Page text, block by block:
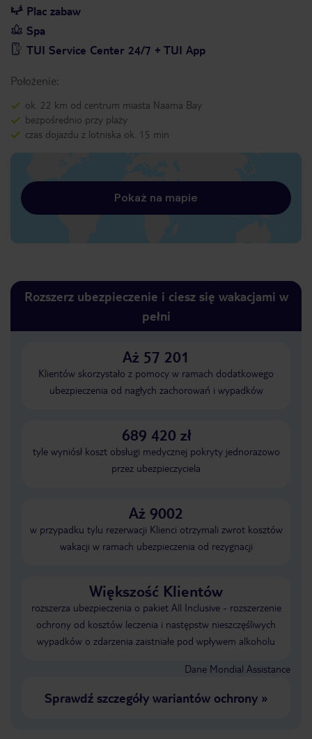
Plac zabaw
Spa
TUI Service Center 24/7 + TUI App
Położenie:
ok. 22 km od centrum miasta Naama Bay
bezpośrednio przy plaży
czas dojazdu z lotniska ok. 15 min
Pokaż na mapie
Rozszerz ubezpieczenie i ciesz się wakacjami w
pełni
Aż 57 201
Klientów skorzystało z pomocy w ramach dodatkowego
ubezpieczenia od nagłych zachorowań i wypadków
689 420 zł
tyle wyniósł koszt obsługi medycznej pokryty jednorazowo
przez ubezpieczyciela
Aż 9002
w przypadku tylu rezerwacji Klienci otrzymali zwrot kosztów
wakacji w ramach ubezpieczenia od rezygnacji
Większość Klientów
rozszerza ubezpieczenia o pakiet All Inclusive - rozszerzenie
ochrony od kosztów leczenia i następstw nieszczęśliwych
wypadków o zdarzenia zaistniałe pod wpływem alkoholu
Dane Mondial Assistance
Sprawdź szczegóły wariantów ochrony»